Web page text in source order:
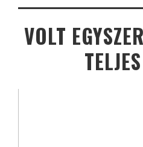
VOLT